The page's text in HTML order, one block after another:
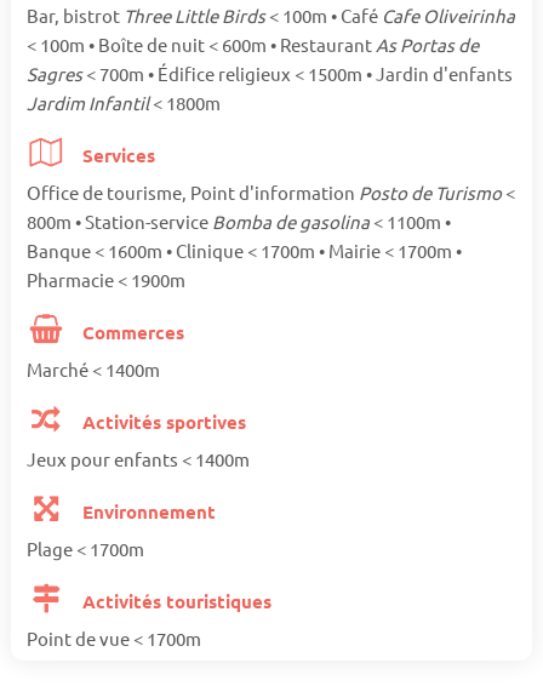
Bar, bistrot Three Little Birds< 100m • Café Cafe Oliveirinha
< 100m • Boîte de nuit < 600m • Restaurant As Portas de
Sagres< 700m • Édifice religieux < 1500m • Jardin d'enfants
Jardim Infantil< 1800m
Services
Office de tourisme, Point d'information Posto de Turismo<
800m • Station-service Bomba de gasolina < 1100m •
Banque < 1600m • Clinique < 1700m • Mairie < 1700m •
Pharmacie < 1900m
Commerces
Marché < 1400m
Activités sportives
Jeux pour enfants < 1400m
Environnement
Plage < 1700m
Activités touristiques
Point de vue < 1700m